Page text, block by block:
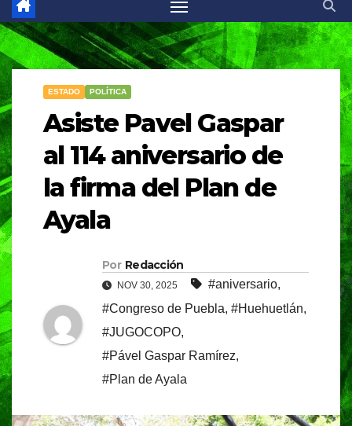
ESTADO POLÍTICA
Asiste Pavel Gaspar
al 114 aniversario de
la firma del Plan de
Ayala
Por Redacción
NOV 30, 2025 #aniversario,
#Congreso de Puebla, #Huehuetlán,
#JUGOCOPO,
#Pável Gaspar Ramírez,
#Plan de Ayala